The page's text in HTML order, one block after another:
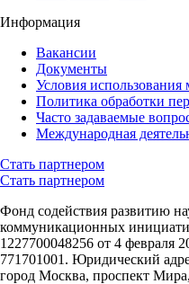
Информация
Вакансии
Документы
Условия использования
Политика обработки
Часто задаваемые
Международная
Стать партнером
Стать партнером
Фонд содействия развитию
коммуникационных
1227700048256 от 4
771701001. Юридический
город Москва, проспект